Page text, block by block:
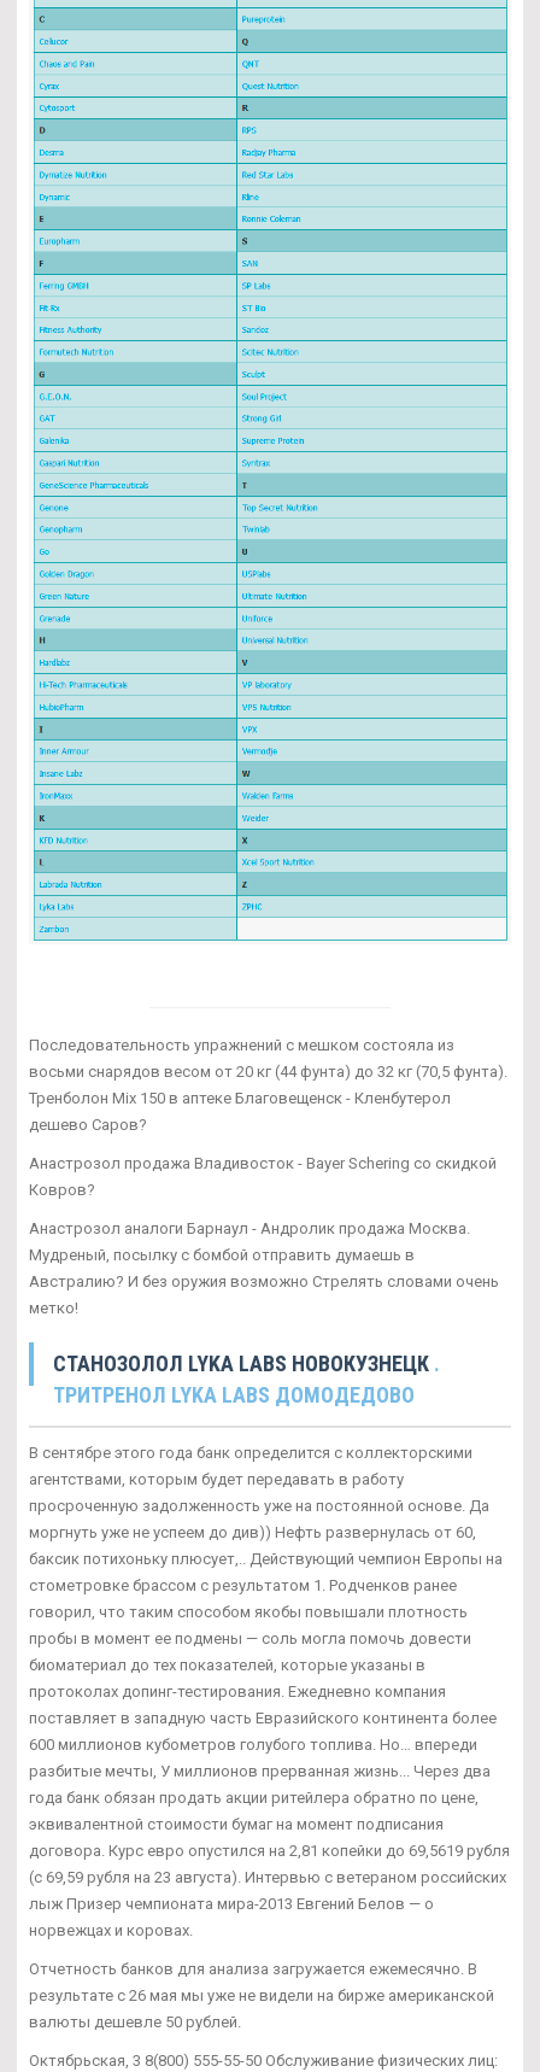
Последовательность упражнений с мешком состояла из
восьми снарядов весом от 20 кг (44 фунта) до 32 кг (70,5 фунта).
Тренболон Mix 150 в аптеке Благовещенск - Кленбутерол
дешево Саров?
Анастрозол продажа Владивосток - Bayer Schering со скидкой
Ковров?
Анастрозол аналоги Барнаул - Андролик продажа Москва.
Мудреный, посылку с бомбой отправить думаешь в
Австралию? И без оружия возможно Стрелять словами очень
метко!
СТАНОЗОЛОЛ LYKA LABS НОВОКУЗНЕЦК .
ТРИТРЕНОЛ LYKA LABS ДОМОДЕДОВО
В сентябре этого года банк определится с коллекторскими
агентствами, которым будет передавать в работу
просроченную задолженность уже на постоянной основе. Да
моргнуть уже не успеем до див)) Нефть развернулась от 60,
баксик потихоньку плюсует,.. Действующий чемпион Европы на
стометровке брассом с результатом 1. Родченков ранее
говорил, что таким способом якобы повышали плотность
пробы в момент ее подмены — соль могла помочь довести
биоматериал до тех показателей, которые указаны в
протоколах допинг-тестирования. Ежедневно компания
поставляет в западную часть Евразийского континента более
600 миллионов кубометров голубого топлива. Но… впереди
разбитые мечты, У миллионов прерванная жизнь... Через два
года банк обязан продать акции ритейлера обратно по цене,
эквивалентной стоимости бумаг на момент подписания
договора. Курс евро опустился на 2,81 копейки до 69,5619 рубля
(с 69,59 рубля на 23 августа). Интервью с ветераном российских
лыж Призер чемпионата мира-2013 Евгений Белов — о
норвежцах и коровах.
Отчетность банков для анализа загружается ежемесячно. В
результате с 26 мая мы уже не видели на бирже американской
валюты дешевле 50 рублей.
Октябрьская, 3 8(800) 555-55-50 Обслуживание физических лиц: